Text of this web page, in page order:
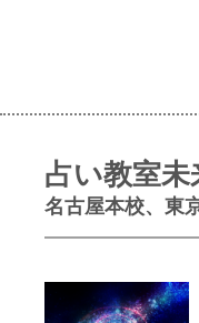
占い教室
名古屋本校、東